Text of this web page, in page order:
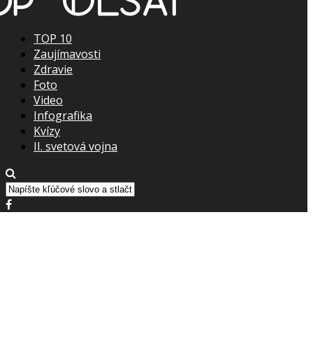
TOP 10
Zaujímavosti
Zdravie
Foto
Video
Infografika
Kvízy
II. svetová vojna